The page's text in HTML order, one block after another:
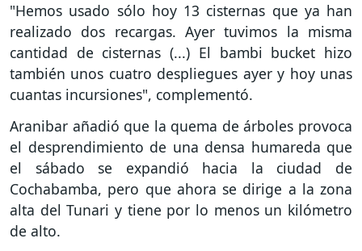
"Hemos usado sólo hoy 13 cisternas que ya han
realizado dos recargas. Ayer tuvimos la misma
cantidad de cisternas (...) El bambi bucket hizo
también unos cuatro despliegues ayer y hoy unas
cuantas incursiones", complementó.
Aranibar añadió que la quema de árboles provoca
el desprendimiento de una densa humareda que
el sábado se expandió hacia la ciudad de
Cochabamba, pero que ahora se dirige a la zona
alta del Tunari y tiene por lo menos un kilómetro
de alto.